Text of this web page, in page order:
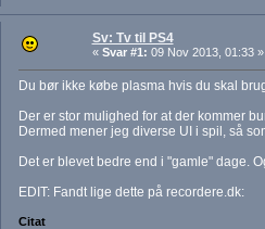
Sv: Tv til PS4
« Svar #1: 09 Nov 2013, 01:33 »
Du bør ikke købe plasma hvis du skal
Der er stor mulighed for at der kommer
Dermed mener jeg diverse UI i spil, så
Det er blevet bedre end i "gamle" dage.
EDIT: Fandt lige dette på recordere.dk:
Citat